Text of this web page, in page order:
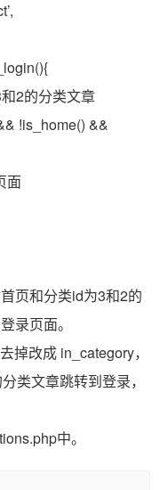
2的分类文章
!is_home() &&
面
页和分类id为3和2的
录页面。
掉改成 in_category，
类文章跳转到登录，
中。